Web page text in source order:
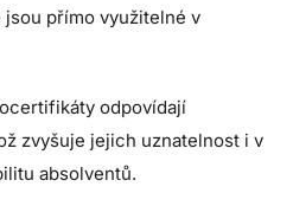
přímo využitelné v
odpovídají
zvyšuje jejich uznatelnost i v
absolventů.